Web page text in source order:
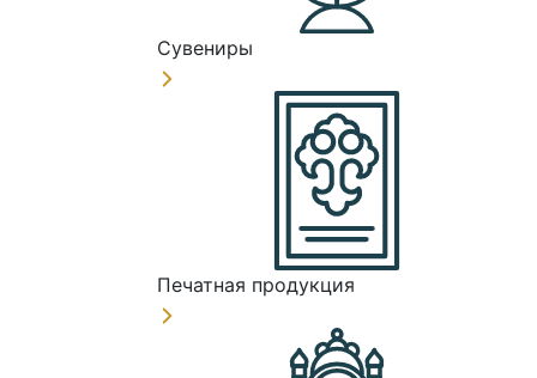
Сувениры
Печатная продукция